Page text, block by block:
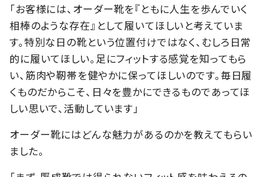
「お客様には、オーダー靴を『ともに人生を歩んでいく
相棒のような存在』として履いてほしいと考えていま
す。特別な日の靴という位置付けではなく、むしろ日常
的に履いてほしい。足にフィットする感覚を知ってもら
い、筋肉や靭帯を健やかに保ってほしいのです。毎日履
くものだからこそ、日々を豊かにできるものであってほ
しい思いで、活動しています」
オーダー靴にはどんな魅力があるのかを教えてもらい
ました。